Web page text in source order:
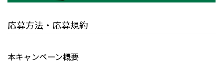
応募方法・応募規約
本キャンペーン概要